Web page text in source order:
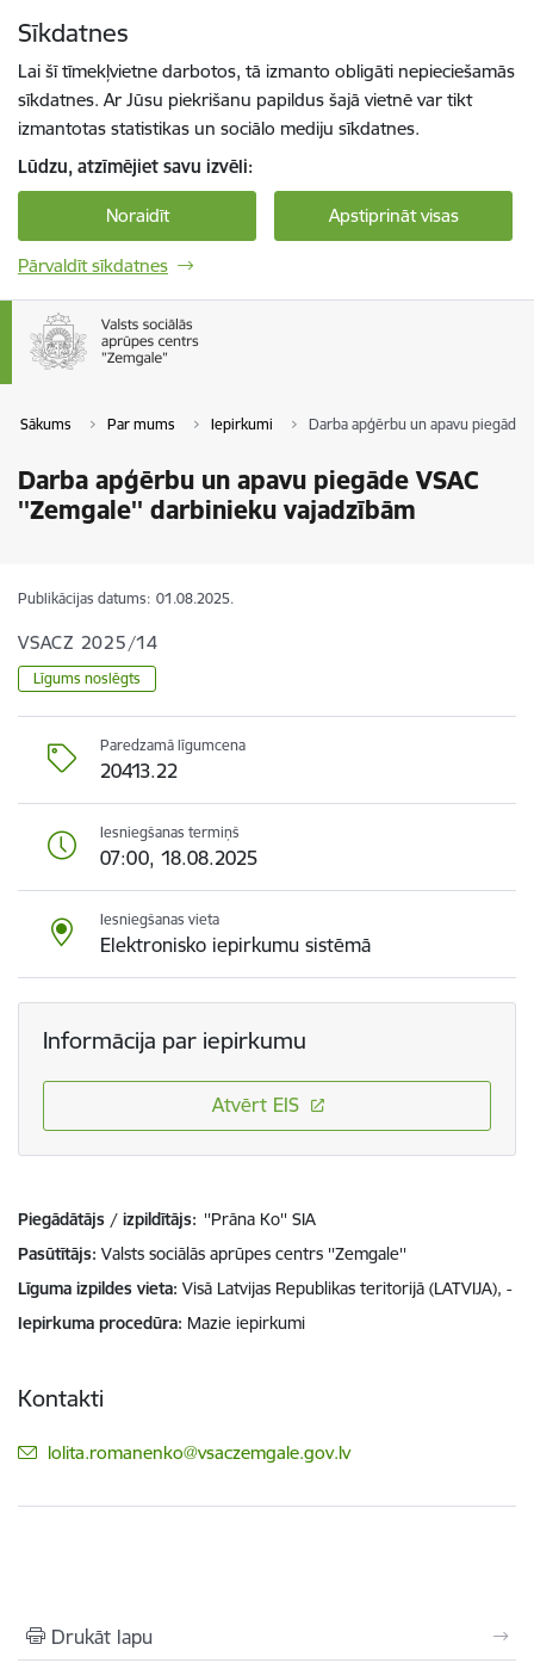
Sīkdatnes
Lai šī tīmekļvietne darbotos, tā izmanto obligāti nepieciešamās
sīkdatnes. Ar Jūsu piekrišanu papildus šajā vietnē var tikt
izmantotas statistikas un sociālo mediju sīkdatnes.
Lūdzu, atzīmējiet savu izvēli:
Noraidīt Apstiprināt visas
Pārvaldīt sīkdatnes
Sākums Par mums Iepirkumi Darba apģērbu un apavu piegāde
Darba apģērbu un apavu piegāde VSAC
''Zemgale'' darbinieku vajadzībām
Publikācijas datums: 01.08.2025.
VSACZ 2025/14
Līgums noslēgts
Paredzamā līgumcena
20413.22
Iesniegšanas termiņš
07:00, 18.08.2025
Iesniegšanas vieta
Elektronisko iepirkumu sistēmā
Informācija par iepirkumu
Atvērt EIS
Piegādātājs / izpildītājs: ''Prāna Ko'' SIA
Pasūtītājs Valsts sociālās aprūpes centrs ''Zemgale''
Līguma izpildes vieta Visā Latvijas Republikas teritorijā (LATVIJA), -
Iepirkuma procedūra Mazie iepirkumi
Kontakti
E-pasts:
lolita.romanenko@vsaczemgale.gov.lv
Drukāt lapu